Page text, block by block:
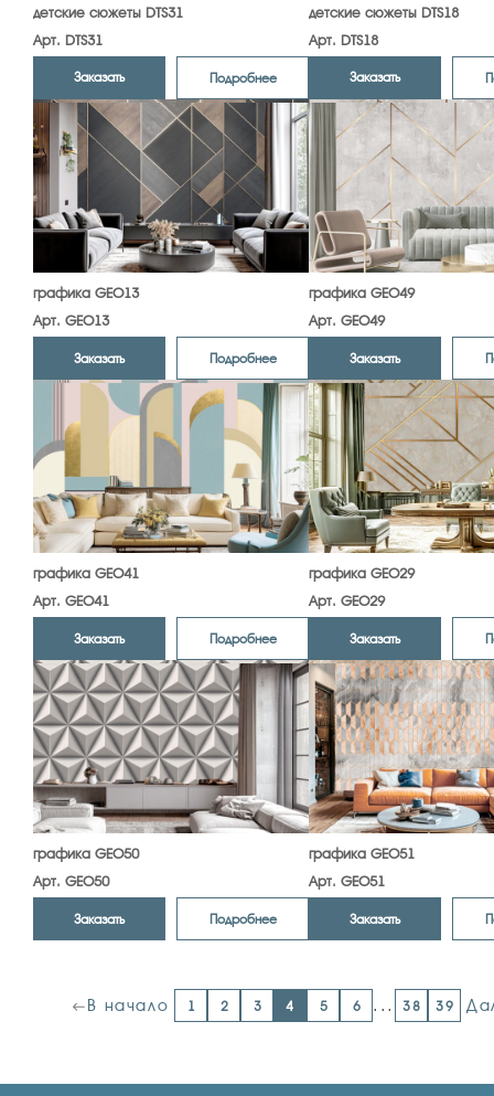
детские сюжеты DTS31
Арт. DTS31
Заказать Подробнее
детские сюжеты DTS18
Арт. DTS18
Заказать
графика GEO13
Арт. GEO13
Заказать Подробнее
графика GEO49
Арт. GEO49
Заказать
графика GEO41
Арт. GEO41
Заказать Подробнее
графика GEO29
Арт. GEO29
Заказать
графика GEO50
Арт. GEO50
Заказать Подробнее
графика GEO51
Арт. GEO51
Заказать
В начало 1 2 3 4 5 6 ... 38 39